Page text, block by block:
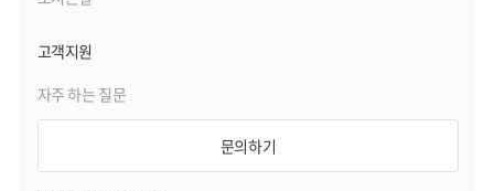
고객지원
자주 하는 질문
문의하기